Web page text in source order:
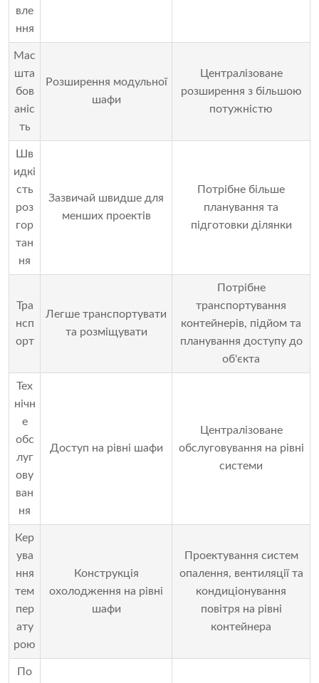
вле
ння
Мас
шта
бов
аніс
ть
Розширення модульної
шафи
Централізоване
розширення з більшою
потужністю
Шв
идкі
сть
роз
гор
тан
ня
Зазвичай швидше для
менших проектів
Потрібне більше
планування та
підготовки ділянки
Тра
нсп
орт
Легше транспортувати
та розміщувати
Потрібне
транспортування
контейнерів, підйом та
планування доступу до
об'єкта
Тех
нічн
е
обс
луг
ову
ван
ня
Доступ на рівні шафи
Централізоване
обслуговування на рівні
системи
Кер
ува
ння
тем
пер
ату
рою
Конструкція
охолодження на рівні
шафи
Проектування систем
опалення, вентиляції та
кондиціонування
повітря на рівні
контейнера
По